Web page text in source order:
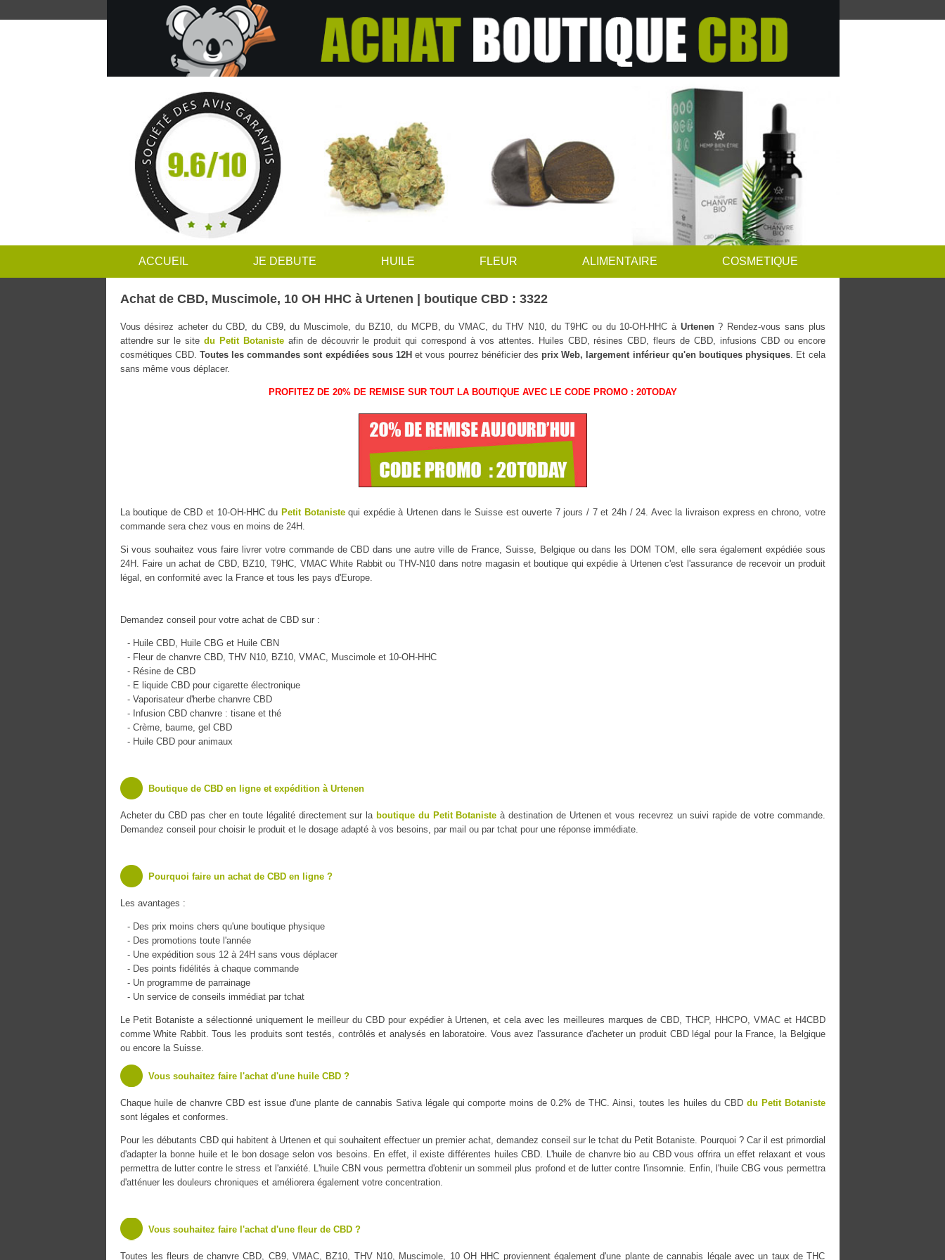
ACCUEIL JE DEBUTE HUILE FLEUR ALIMENTAIRE COSMETIQUE
Achat de CBD, Muscimole, 10 OH HHC à Urtenen | boutique CBD : 3322
Vous désirez acheter du CBD, du CB9, du Muscimole, du BZ10, du MCPB, du VMAC, du THV N10, du T9HC ou du 10-OH-HHC à Urtenen? Rendez-vous sans plus
attendre sur le sitedu Petit Botanisteafin de découvrir le produit qui correspond à vos attentes. Huiles CBD, résines CBD, fleurs de CBD, infusions CBD ou encore
cosmétiques CBD. Toutes les commandes sont expédiées sous 12Het vous pourrez bénéficier des prix Web, largement inférieur qu'en boutiques physiques . Et cela
sans même vous déplacer.
PROFITEZ DE 20% DE REMISE SUR TOUT LA BOUTIQUE AVEC LE CODE PROMO : 20TODAY
La boutique de CBD et 10-OH-HHC du Petit Botanistequi expédie à Urtenen dans le Suisse est ouverte 7 jours / 7 et 24h / 24. Avec la livraison express en chrono, votre
commande sera chez vous en moins de 24H.
Si vous souhaitez vous faire livrer votre commande de CBD dans une autre ville de France, Suisse, Belgique ou dans les DOM TOM, elle sera également expédiée sous
24H. Faire un achat de CBD, BZ10, T9HC, VMAC White Rabbit ou THV-N10 dans notre magasin et boutique qui expédie à Urtenen c'est l'assurance de recevoir un produit
légal, en conformité avec la France et tous les pays d'Europe.
Demandez conseil pour votre achat de CBD sur :
- Huile CBD, Huile CBG et Huile CBN
- Fleur de chanvre CBD, THV N10, BZ10, VMAC, Muscimole et 10-OH-HHC
- Résine de CBD
- E liquide CBD pour cigarette électronique
- Vaporisateur d'herbe chanvre CBD
- Infusion CBD chanvre : tisane et thé
- Crème, baume, gel CBD
- Huile CBD pour animaux
Boutique de CBD en ligne et expédition à Urtenen
Acheter du CBD pas cher en toute légalité directement sur la boutique du Petit Botaniste à destination de Urtenen et vous recevrez un suivi rapide de votre commande.
Demandez conseil pour choisir le produit et le dosage adapté à vos besoins, par mail ou par tchat pour une réponse immédiate.
Pourquoi faire un achat de CBD en ligne ?
Les avantages :
- Des prix moins chers qu'une boutique physique
- Des promotions toute l'année
- Une expédition sous 12 à 24H sans vous déplacer
- Des points fidélités à chaque commande
- Un programme de parrainage
- Un service de conseils immédiat par tchat
Le Petit Botaniste a sélectionné uniquement le meilleur du CBD pour expédier à Urtenen, et cela avec les meilleures marques de CBD, THCP, HHCPO, VMAC et H4CBD
comme White Rabbit. Tous les produits sont testés, contrôlés et analysés en laboratoire. Vous avez l'assurance d'acheter un produit CBD légal pour la France, la Belgique
ou encore la Suisse.
Vous souhaitez faire l'achat d'une huile CBD ?
Chaque huile de chanvre CBD est issue d'une plante de cannabis Sativa légale qui comporte moins de 0.2% de THC. Ainsi, toutes les huiles du CBD du Petit Botaniste
sont légales et conformes.
Pour les débutants CBD qui habitent à Urtenen et qui souhaitent effectuer un premier achat, demandez conseil sur le tchat du Petit Botaniste. Pourquoi ? Car il est primordial
d'adapter la bonne huile et le bon dosage selon vos besoins. En effet, il existe différentes huiles CBD. L'huile de chanvre bio au CBD vous offrira un effet relaxant et vous
permettra de lutter contre le stress et l'anxiété. L'huile CBN vous permettra d'obtenir un sommeil plus profond et de lutter contre l'insomnie. Enfin, l'huile CBG vous permettra
d'atténuer les douleurs chroniques et améliorera également votre concentration.
Vous souhaitez faire l'achat d'une fleur de CBD ?
Toutes les fleurs de chanvre CBD, CB9, VMAC, BZ10, THV N10, Muscimole, 10 OH HHC proviennent également d'une plante de cannabis légale avec un taux de THC